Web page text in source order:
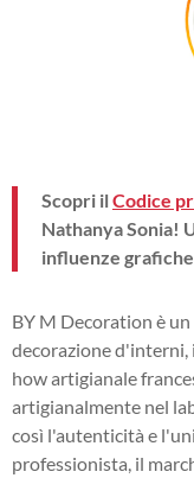
Scopri ilCodice
Nathanya Sonia!
influenze
BY M Decoration è
decorazione d'interni,
how artigianale
artigianalmente nel
così l'autenticità e
professionista, il